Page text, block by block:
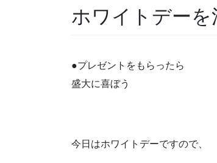
ホワイトデー
●プレゼントをもらったら
盛大に喜ぼう
今日はホワイトデーですので、